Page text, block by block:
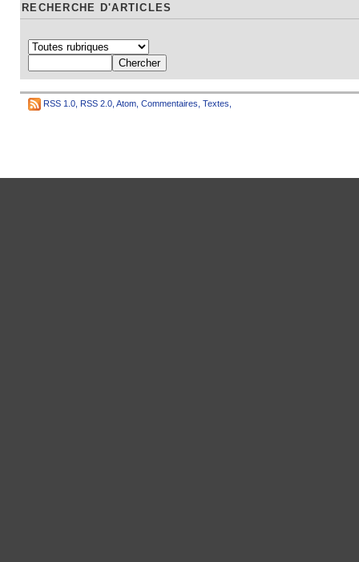
RECHERCHE D'ARTICLES
RSS 1.0 RSS 2.0 Atom Commentaires Textes